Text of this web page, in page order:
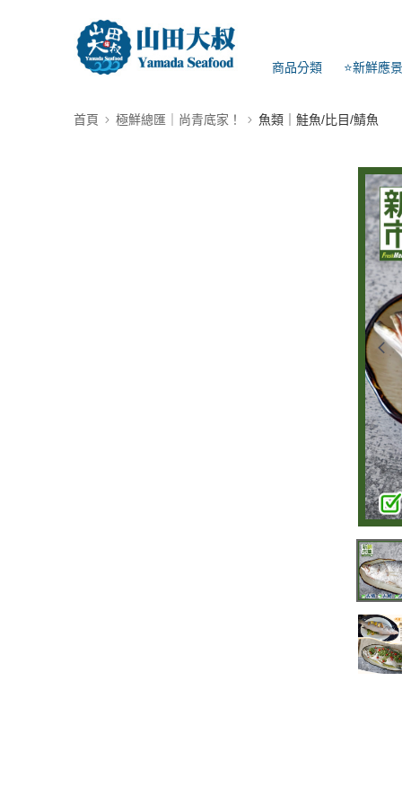
商品分類 ⭐新鮮應
首頁 極鮮總匯｜尚青底家！ 魚類｜鮭魚/比目/鯖魚